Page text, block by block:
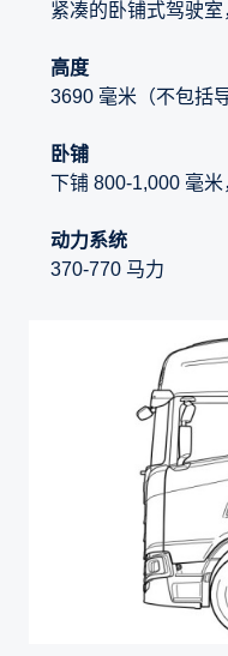
紧凑的卧铺式驾驶室
高度
3690 毫米（不包括
卧铺
下铺 800-1,000 毫
动力系统
370-770 马力